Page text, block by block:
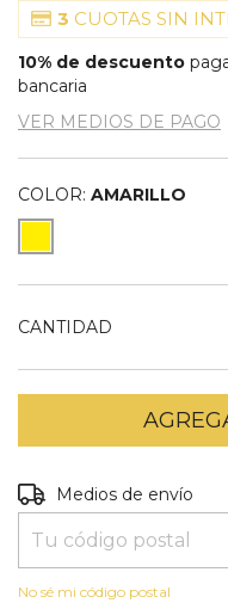
3 CUOTAS SIN
10% de descuento
bancaria
VER MEDIOS DE PAGO
COLOR: AMARILLO
CANTIDAD
Entregas para el CP:
Medios de envío
No sé mi código postal